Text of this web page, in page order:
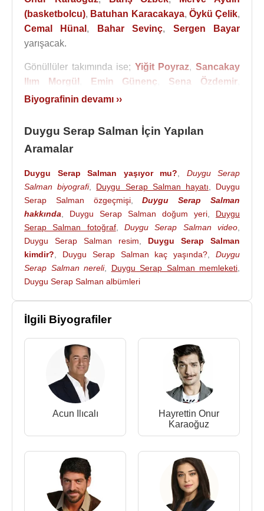
(basketbolcu), Batuhan Karacakaya, Öykü Çelik,
Cemal Hünal , Bahar Sevinç, Sergen Bayar
yarışacak.
Gönüllüler takımında ise; Yiğit Poyraz,Sancakay
Ilım Morgül
Emin Günenç Sena Özdemir
Steven Salam,Aleyna Tutuş
Hacıahmetoğlu
,İlayda Şeker, Ayşe Yüksel
Uğurtan Dora
Baran Köse
Duygu Serap
Salmanyarışacak.
2 Şubat 2021 tarihinde yarışmadan elendi.
Kaynak:Biyografiler.com
Biyografinin devamı ››
Duygu Serap Salman İçin Yapılan
Aramalar
Duygu Serap Salman yaşıyor mu?
Duygu Serap
Salman biyografi, Duygu Serap Salman hayatı
Duygu
Serap Salman özgeçmişi,Duygu Serap Salman
hakkında
Duygu Serap Salman doğum yeri
Duygu
Serap Salman fotoğraf,Duygu Serap Salman video
Duygu Serap Salman resim
Duygu Serap Salman
kimdir?
Duygu Serap Salman kaç yaşında? ,Duygu
Serap Salman nereli, Duygu Serap Salman memleketi
Duygu Serap Salman albümleri
İlgili Biyografiler
Acun Ilıcalı
Hayrettin Onur
Karaoğuz